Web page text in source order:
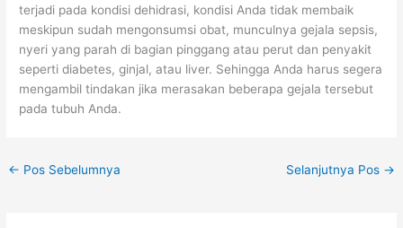
terjadi pada kondisi dehidrasi, kondisi Anda tidak membaik
meskipun sudah mengonsumsi obat, munculnya gejala sepsis,
nyeri yang parah di bagian pinggang atau perut dan penyakit
seperti diabetes, ginjal, atau liver. Sehingga Anda harus segera
mengambil tindakan jika merasakan beberapa gejala tersebut
pada tubuh Anda.
← Pos Sebelumnya Selanjutnya Pos →
h
B
e
a